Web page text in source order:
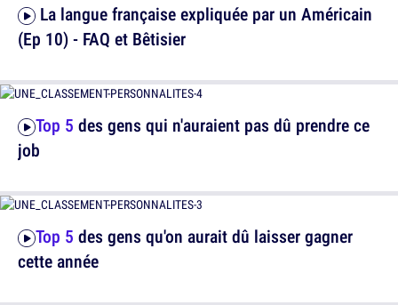
Top 5 des gens qui n'auraient pas dû prendre ce
job
(Ep 10) - FAQ et Bêtisier
Top 5 des gens qu'on aurait dû laisser gagner
cette année